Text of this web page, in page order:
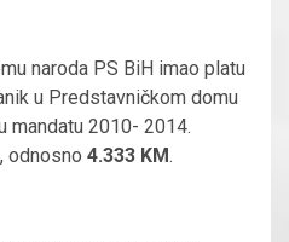
naroda PS BiH imao platu
u Predstavničkom domu
mandatu 2010- 2014.
odnosno 4.333 KM.